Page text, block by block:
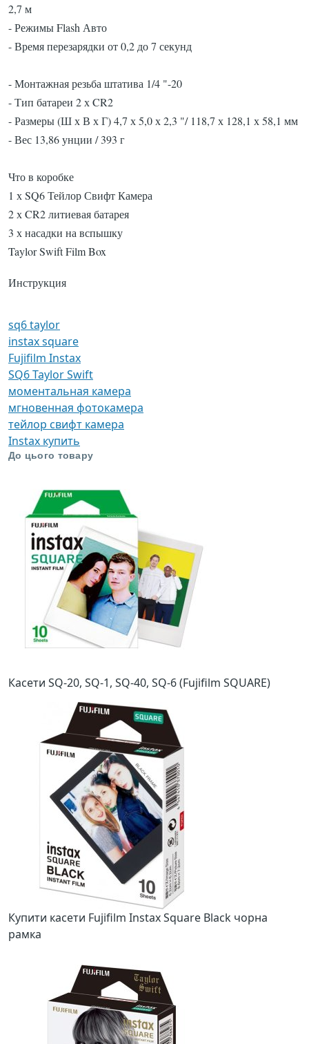
2,7 м
- Режимы Flash Авто
- Время перезарядки от 0,2 до 7 секунд
- Монтажная резьба штатива 1/4 "-20
- Тип батареи 2 х CR2
- Размеры (Ш х В х Г) 4,7 х 5,0 х 2,3 "/ 118,7 х 128,1 х 58,1 мм
- Вес 13,86 унции / 393 г
Что в коробке
1 х SQ6 Тейлор Свифт Камера
2 х CR2 литиевая батарея
3 х насадки на вспышку
Taylor Swift Film Box
Инструкция
sq6 taylor
instax square
Fujifilm Instax
SQ6 Taylor Swift
моментальная камера
мгновенная фотокамера
тейлор свифт камера
Instax купить
До цього товару
Касети SQ-20, SQ-1, SQ-40, SQ-6 (Fujifilm SQUARE)
Купити касети Fujifilm Instax Square Black чорна
рамка
Попередній